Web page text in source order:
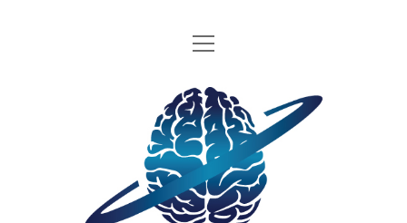
INFO
ÜBER UNS
WAS IST KRITISCHES DENKEN?
GÄSTE
THEMEN
Menü
öffnen
Kritisches
Podcast